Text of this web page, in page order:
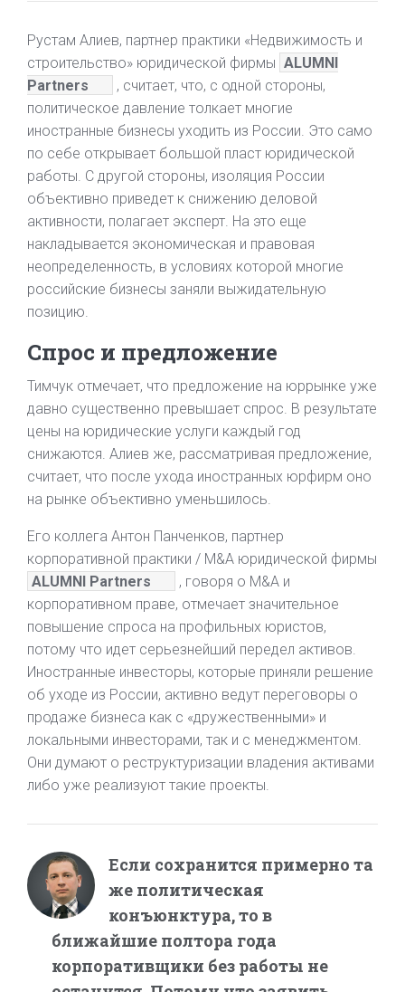
Рустам Алиев, партнер практики «Недвижимость и
строительство» юридической фирмы ALUMNI
Partners
, считает, что, с одной стороны,
политическое давление толкает многие
иностранные бизнесы уходить из России. Это само
по себе открывает большой пласт юридической
работы. С другой стороны, изоляция России
объективно приведет к снижению деловой
активности, полагает эксперт. На это еще
накладывается экономическая и правовая
неопределенность, в условиях которой многие
российские бизнесы заняли выжидательную
позицию.
Спрос и предложение
Тимчук отмечает, что предложение на юррынке уже
давно существенно превышает спрос. В результате
цены на юридические услуги каждый год
снижаются. Алиев же, рассматривая предложение,
считает, что после ухода иностранных юрфирм оно
на рынке объективно уменьшилось.
Его коллега Антон Панченков, партнер
корпоративной практики / M&A юридической фирмы
ALUMNI Partners
, говоря о M&A и
корпоративном праве, отмечает значительное
повышение спроса на профильных юристов,
потому что идет серьезнейший передел активов.
Иностранные инвесторы, которые приняли решение
об уходе из России, активно ведут переговоры о
продаже бизнеса как с «дружественными» и
локальными инвесторами, так и с менеджментом.
Они думают о реструктуризации владения активами
либо уже реализуют такие проекты.
Если сохранится примерно та
же политическая
конъюнктура, то в
ближайшие полтора года
корпоративщики без работы не